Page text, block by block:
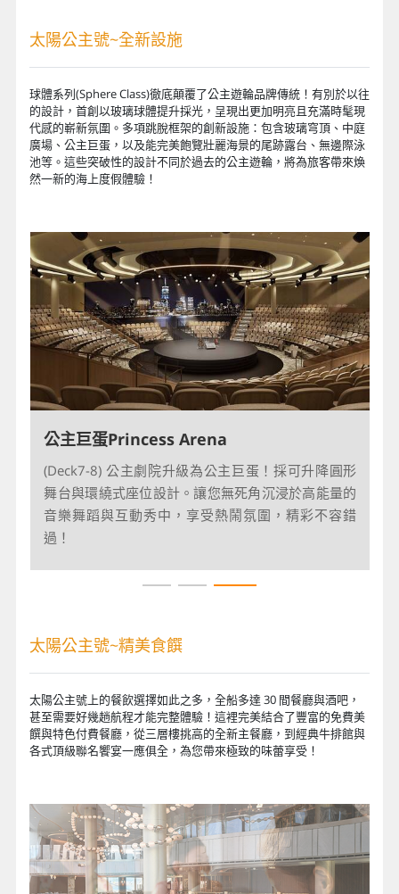
太陽公主號~全新設施
球體系列(Sphere Class)徹底顛覆了公主遊輪品牌傳統！有別於以往
的設計，首創以玻璃球體提升採光，呈現出更加明亮且充滿時髦現
代感的嶄新氛圍。多項跳脫框架的創新設施：包含玻璃穹頂、中庭
廣場、公主巨蛋，以及能完美飽覽壯麗海景的尾跡露台、無邊際泳
池等。這些突破性的設計不同於過去的公主遊輪，將為旅客帶來煥
然一新的海上度假體驗！
玻璃穹頂The Dome
(Deck17-19) 靈感源自希臘聖托里尼，全玻璃設計帶
來零死角海景。白天是舒適躺臥的悠閒泳池畔，夜晚
化身炫目舞台上演空中特技秀。日夜變換的多功能空
間，打造船上最愜意的感官體驗。
中庭廣場The Piazza
(Deck7-9) 採三層樓挑高環狀設計，側邊巨型玻璃球
體完美引入明亮採光與無敵海景。這裡匯聚特色酒
吧，經常有現場音樂與熱鬧活動。輕鬆活力的環境，
是您社交聚會的完美地點。
公主巨蛋Princess Arena
(Deck7-8) 公主劇院升級為公主巨蛋！採可升降圓形
舞台與環繞式座位設計。讓您無死角沉浸於高能量的
音樂舞蹈與互動秀中，享受熱鬧氛圍，精彩不容錯
過！
太陽公主號~精美食饌
太陽公主號上的餐飲選擇如此之多，全船多達 30 間餐廳與酒吧，
甚至需要好幾趟航程才能完整體驗！這裡完美結合了豐富的免費美
饌與特色付費餐廳，從三層樓挑高的全新主餐廳，到經典牛排館與
各式頂級聯名饗宴一應俱全，為您帶來極致的味蕾享受！